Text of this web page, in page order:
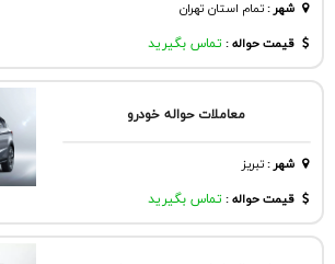
شهر:تمام استان تهران
قیمت حواله : تماس بگیرید
معاملات حواله خودرو
شهر:تبريز
قیمت حواله : تماس بگیرید